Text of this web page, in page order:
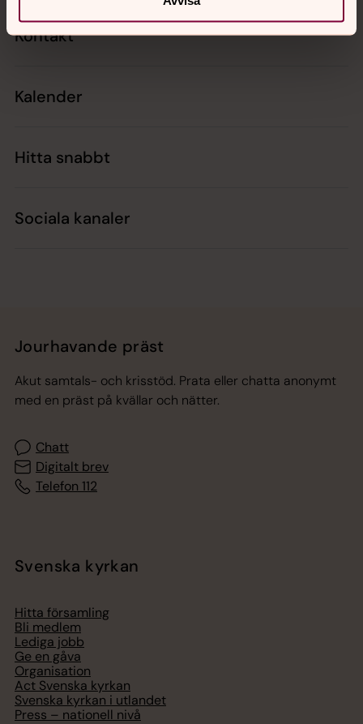
Kontakt
Kalender
Hitta snabbt
Sociala kanaler
Jourhavande präst
Akut samtals- och krisstöd. Prata eller chatta anonymt
med en präst på kvällar och nätter.
Chatt
Digitalt brev
Telefon 112
Svenska kyrkan
Hitta församling
Bli medlem
Lediga jobb
Ge en gåva
Organisation
Act Svenska kyrkan
Svenska kyrkan i utlandet
Press – nationell nivå